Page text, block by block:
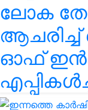
ലോക
ഓഫ്